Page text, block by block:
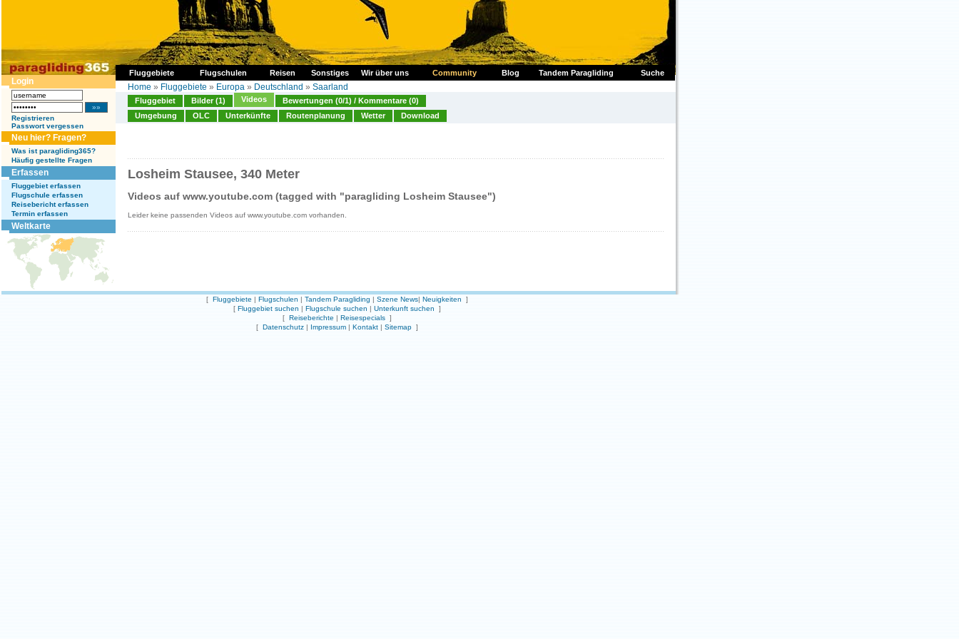
Fluggebiete Flugschulen Reisen Sonstiges Wir über uns Suche
Community Blog Tandem Paragliding
Login
Registrieren
Passwort vergessen
Neu hier? Fragen?
Was ist paragliding365?
Häufig gestellte Fragen
Erfassen
Fluggebiet erfassen
Flugschule erfassen
Reisebericht erfassen
Termin erfassen
Weltkarte
Home » Fluggebiete » Europa » Deutschland » Saarland
Fluggebiet Bilder (1) Videos
Bewertungen (0/1) / Kommentare (0)
Umgebung
OLC Unterkünfte Routenplanung Wetter Download
Losheim Stausee, 340 Meter
Videos auf www.youtube.com (tagged with "paragliding Losheim Stausee")
Leider keine passenden Videos auf www.youtube.com vorhanden.
[ Fluggebiete | Flugschulen | Tandem Paragliding | Szene News| Neuigkeiten ]
[ Fluggebiet suchen | Flugschule suchen | Unterkunft suchen ]
[ Reiseberichte | Reisespecials ]
[ Datenschutz | Impressum | Kontakt | Sitemap ]